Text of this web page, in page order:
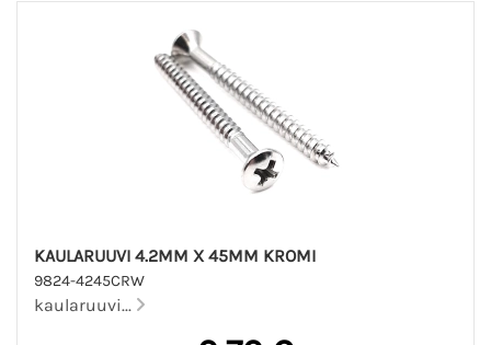
KAULARUUVI 4.2MM X 45MM KROMI
9824-4245CRW
kaularuuvi...